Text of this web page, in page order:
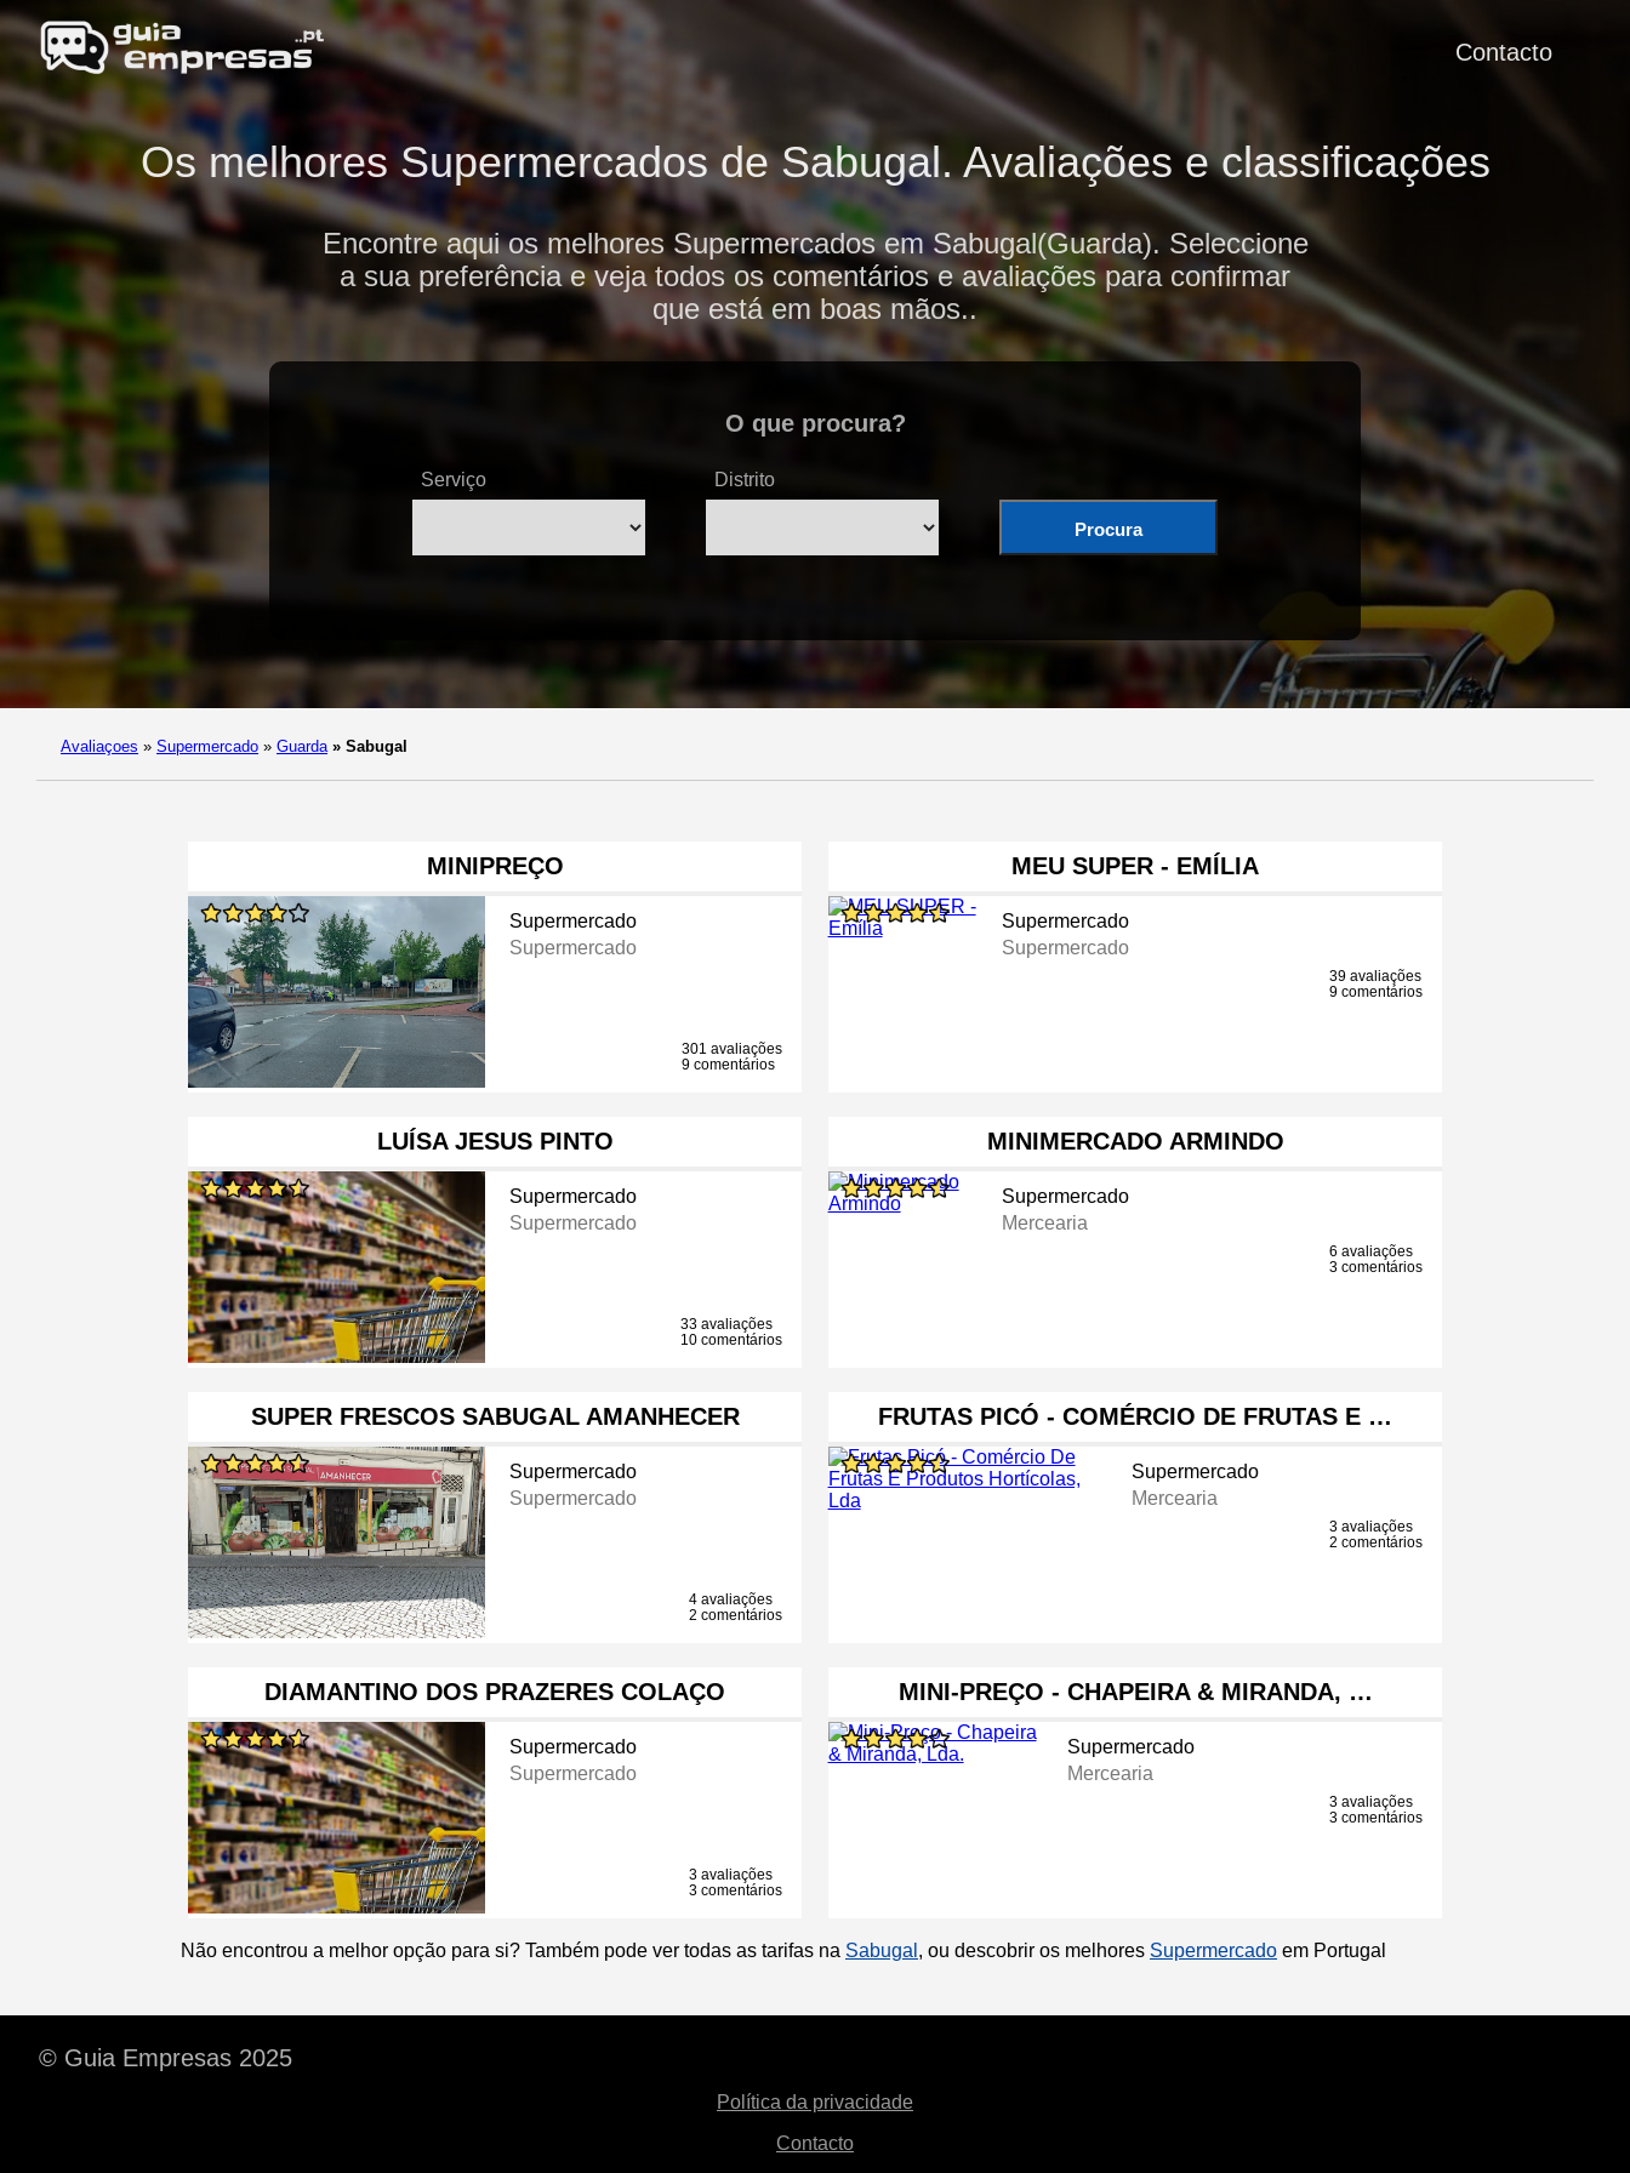
Contacto
Os melhores Supermercados de Sabugal. Avaliações e classificações
Encontre aqui os melhores Supermercados em Sabugal(Guarda). Seleccione
a sua preferência e veja todos os comentários e avaliações para confirmar
que está em boas mãos..
O que procura?
Serviço Distrito
Procura
Avaliaçoes » Supermercado » Guarda » Sabugal
MINIPREÇO
Supermercado
Supermercado
301 avaliações
9 comentários
MEU SUPER - EMÍLIA
Supermercado
Supermercado
39 avaliações
9 comentários
LUÍSA JESUS PINTO
Supermercado
Supermercado
33 avaliações
10 comentários
MINIMERCADO ARMINDO
Supermercado
Mercearia
6 avaliações
3 comentários
SUPER FRESCOS SABUGAL AMANHECER
Supermercado
Supermercado
4 avaliações
2 comentários
FRUTAS PICÓ - COMÉRCIO DE FRUTAS E …
Supermercado
Mercearia
3 avaliações
2 comentários
DIAMANTINO DOS PRAZERES COLAÇO
Supermercado
Supermercado
3 avaliações
3 comentários
MINI-PREÇO - CHAPEIRA & MIRANDA, …
Supermercado
Mercearia
3 avaliações
3 comentários
Não encontrou a melhor opção para si? Também pode ver todas as tarifas na Sabugal , ou descobrir os melhores Supermercado em Portugal
© Guia Empresas 2025
Política da privacidade
Contacto